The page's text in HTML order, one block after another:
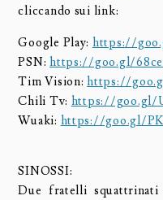
cliccando sui link:
Google Play: https://
PSN:https://goo.gl/
Tim Vision:https://
Chili Tv: https://goo.gl/
Wuaki: https://goo.gl/
SINOSSI:
Due fratelli squattrinati